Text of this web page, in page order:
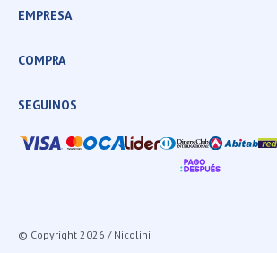
EMPRESA
COMPRA
SEGUINOS
© Copyright 2026 / Nicolini